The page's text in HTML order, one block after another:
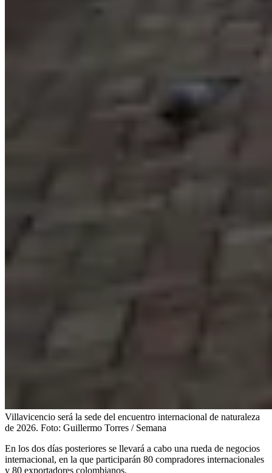
Villavicencio será la sede del encuentro internacional de naturaleza
de 2026. Foto: Guillermo Torres / Semana
En los dos días posteriores se llevará a cabo una rueda de negocios
internacional, en la que participarán 80 compradores internacionales
y 80 exportadores colombianos.